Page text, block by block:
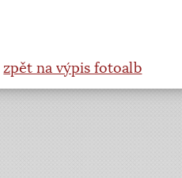
|zpět na výpis fotoalb